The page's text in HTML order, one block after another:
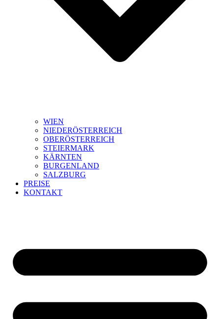
WIEN
NIEDERÖSTERREICH
OBERÖSTERREICH
STEIERMARK
KÄRNTEN
BURGENLAND
SALZBURG
PREISE
KONTAKT